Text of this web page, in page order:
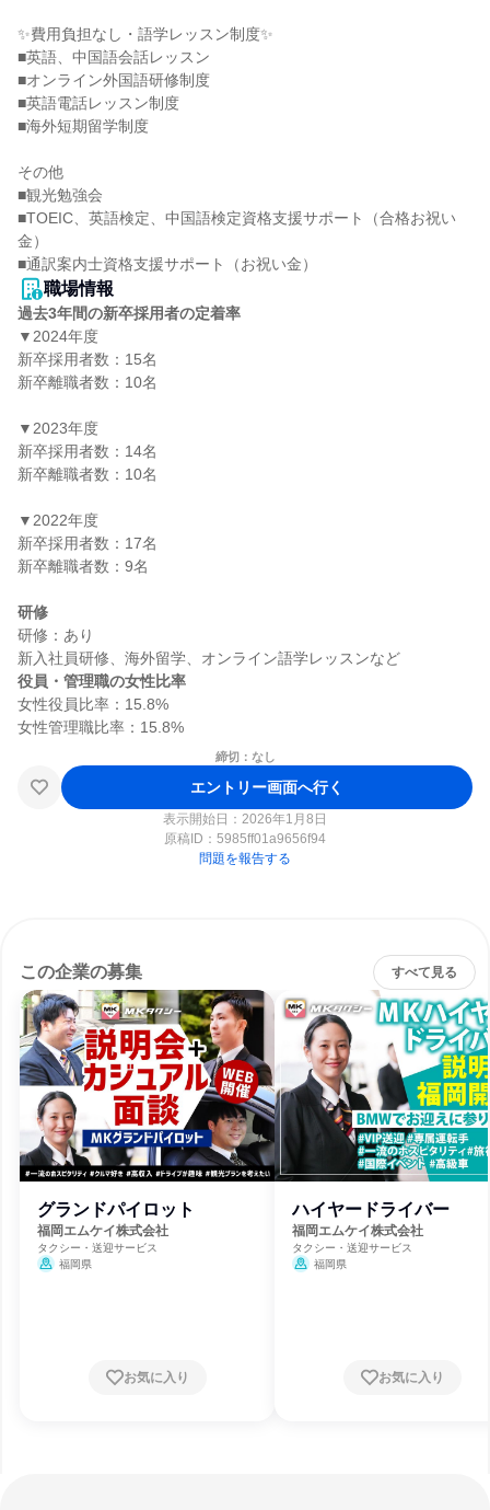
✨費用負担なし・語学レッスン制度✨
■英語、中国語会話レッスン
■オンライン外国語研修制度
■英語電話レッスン制度
■海外短期留学制度
その他
■観光勉強会
■TOEIC、英語検定、中国語検定資格支援サポート（合格お祝い
金）
■通訳案内士資格支援サポート（お祝い金）
職場情報
過去3年間の新卒採用者の定着率
▼2024年度
新卒採用者数：15名
新卒離職者数：10名
▼2023年度
新卒採用者数：14名
新卒離職者数：10名
▼2022年度
新卒採用者数：17名
新卒離職者数：9名
研修
研修：あり
役員・管理職の女性比率
女性役員比率：15.8%
締切：なし
エントリー画面へ行く
表示開始日：2026年1月8日
原稿ID： 5985ff01a9656f94
問題を報告する
この企業の募集 すべて見る
グランドパイロット
福岡エムケイ株式会社
タクシー・送迎サービス
福岡県
お気に入り
ハイヤードライバー
福岡エムケイ株式会社
タクシー・送迎サービス
福岡県
お気に入り